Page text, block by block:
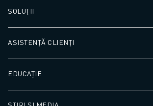
SOLUȚII
ASISTENȚĂ CLIENȚI
EDUCAȚIE